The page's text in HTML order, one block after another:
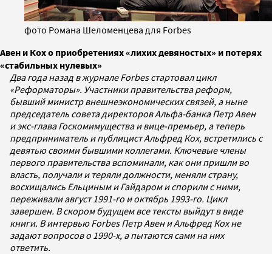
фото Романа Шеломенцева для Forbes
Авен и Кох о приобретениях «лихих девяностых» и потерях
«стабильных нулевых»
Два года назад в журнале Forbes стартовал цикл
«Реформаторы». Участники правительства реформ,
бывший министр внешнеэкономических связей, а ныне
председатель совета директоров Альфа-банка Петр Авен
и экс-глава Госкомимущества и вице-премьер, а теперь
предприниматель и публицист Альфред Кох, встретились с
девятью своими бывшими коллегами. Ключевые члены
первого правительства вспоминали, как они пришли во
власть, получали и теряли должности, меняли страну,
восхищались Ельциным и Гайдаром и спорили с ними,
переживали август 1991-го и октябрь 1993-го. Цикл
завершен. В скором будущем все тексты выйдут в виде
книги. В интервью Forbes Петр Авен и Альфред Кох не
задают вопросов о 1990-х, а пытаются сами на них
ответить.